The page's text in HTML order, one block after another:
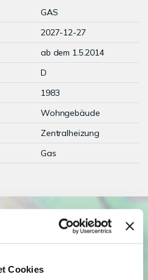
Cookies
GAS
2027-12-27
ab dem 1.5.2014
D
1983
Wohngebäude
Zentralheizung
Gas